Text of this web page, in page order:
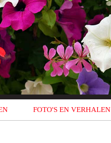
FOTO'S EN VERHALEN